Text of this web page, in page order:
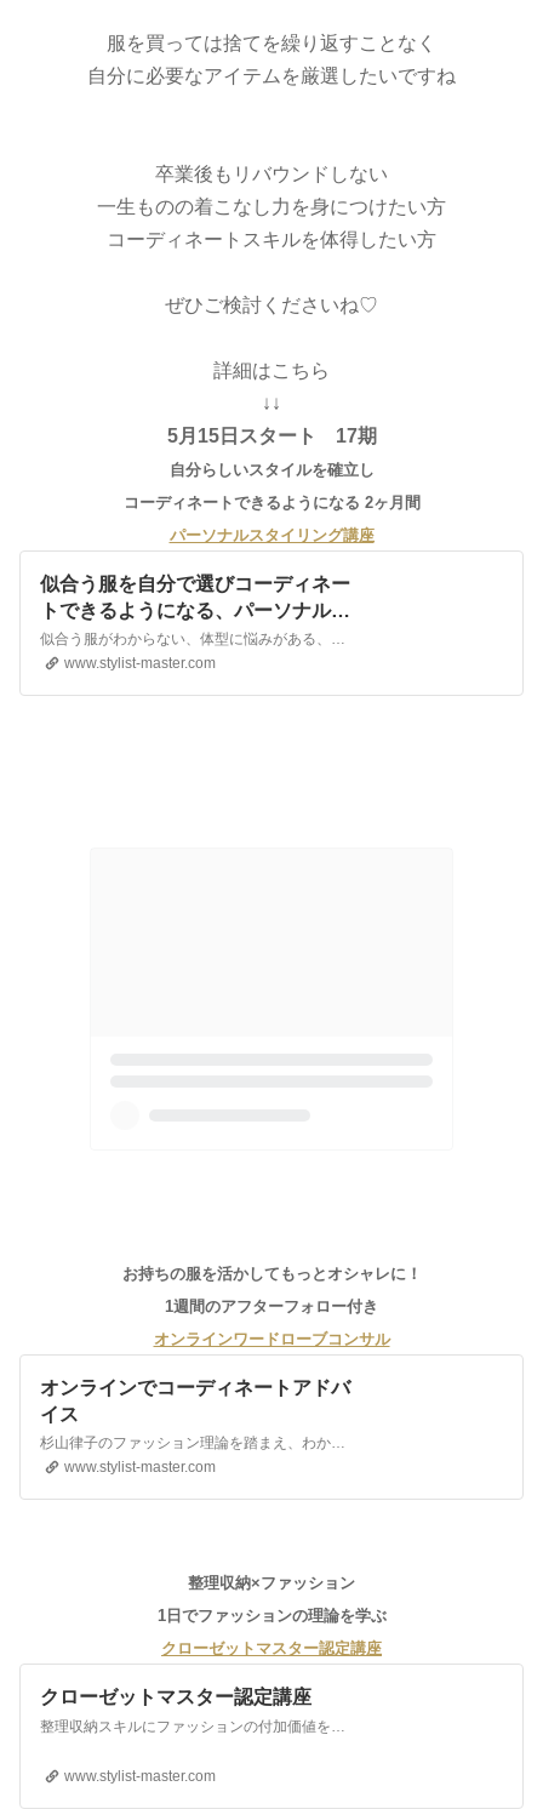
服を買っては捨てを繰り返すことなく
自分に必要なアイテムを厳選したいですね
卒業後もリバウンドしない
一生ものの着こなし力を身につけたい方
コーディネートスキルを体得したい方
ぜひご検討くださいね♡
詳細はこちら
↓↓
5月15日スタート 17期
自分らしいスタイルを確立し
コーディネートできるようになる 2ヶ月間
パーソナルスタイリング講座
似合う服を自分で選びコーディネー
トできるようになる、パーソナルス
タイリング講座
似合う服がわからない、体型に悩みがある、コーディネートのコツを知りたい。様々なファッションの悩みを解決し、もっとオシャレになるための講座。あなたの魅力を開花させる、杉山律子のファッション講座です。
www.stylist-master.com
お持ちの服を活かしてもっとオシャレに！
1週間のアフターフォロー付き
オンラインワードローブコンサル
オンラインでコーディネートアドバ
イス
杉山律子のファッション理論を踏まえ、わかりやすく丁寧に、オシャレに見えるコーディネートのコツをお伝えします。担当は講師の今村ゆき。
www.stylist-master.com
整理収納×ファッション
1日でファッションの理論を学ぶ
クローゼットマスター認定講座
クローゼットマスター認定講座
整理収納スキルにファッションの付加価値を。整理収納に杉山律子のファッション理論を融合させた「クローゼットマスター」認定資格。
www.stylist-master.com